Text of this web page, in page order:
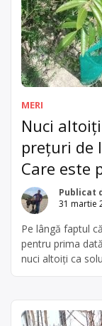
MERI
Nuci
prețuri de
Care este
Publicat
31 martie
Pe lângă faptul
pentru prima
nuci altoiți ca